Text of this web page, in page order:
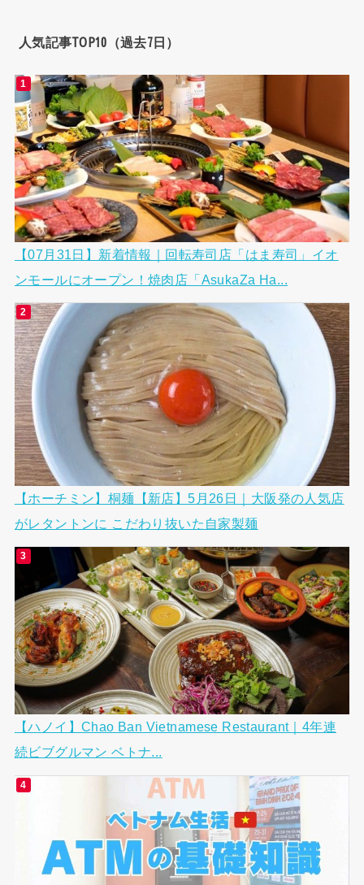
人気記事TOP10（過去7日）
【07月31日】新着情報｜回転寿司店「はま寿司」イオ
ンモールにオープン！焼肉店「AsukaZa Ha...
【ホーチミン】桐麺【新店】5月26日｜大阪発の人気店
がレタントンに こだわり抜いた自家製麺
【ハノイ】Chao Ban Vietnamese Restaurant｜4年連
続ビブグルマン ベトナ...